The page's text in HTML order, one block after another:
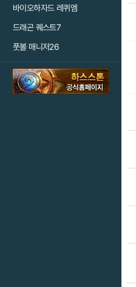
바이오하자드 레퀴엠
드래곤 퀘스트7
풋볼 매니저26